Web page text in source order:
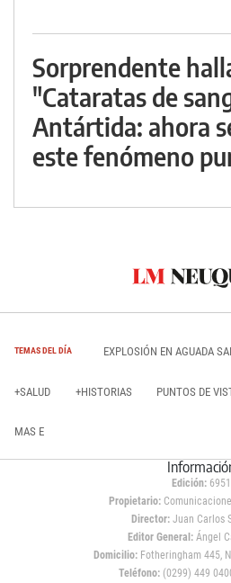
Sorprendente
"Cataratas de
Antártida: ahora
este fenómeno
TEMAS DEL DÍA EXPLOSIÓN EN AGUADA
+SALUD +HISTORIAS PUNTOS DE
MAS E
Edición: 6951
Propietario:
Director: Juan Carlos
Editor General:Ángel
Domicilio:Fotheringham 445,
Teléfono: (0299) 449